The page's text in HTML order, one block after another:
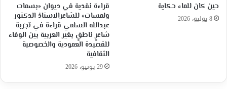
حين كان للماء حكاية
8 يوليو، 2026
قراءة نقدية في ديوان «بسمات
ولمسات» للشاعرالاستاذ الدكتور
عبدالله السلمي قراءة في تجربة
شاعرٍ ناطقٍ بغير العربية بين الوفاء
للقصيدة العمودية والخصوصية
الثقافية
29 يونيو، 2026